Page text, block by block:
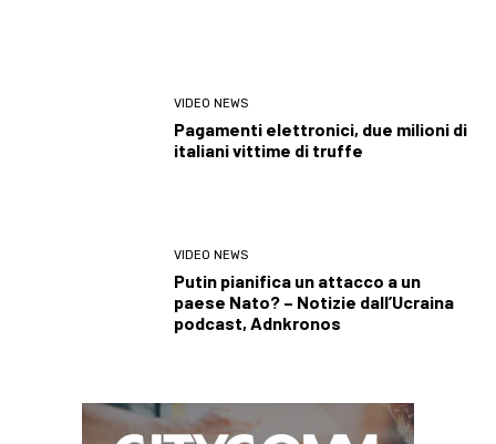
VIDEO NEWS
Pagamenti elettronici, due milioni di
italiani vittime di truffe
VIDEO NEWS
Putin pianifica un attacco a un
paese Nato? – Notizie dall’Ucraina
podcast, Adnkronos